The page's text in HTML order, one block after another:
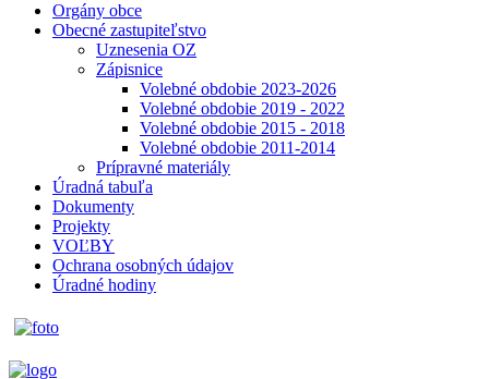
Orgány obce
Obecné zastupiteľstvo
Uznesenia OZ
Zápisnice
Volebné obdobie 2023-2026
Volebné obdobie 2019 - 2022
Volebné obdobie 2015 - 2018
Volebné obdobie 2011-2014
Prípravné materiály
Úradná tabuľa
Dokumenty
Projekty
VOĽBY
Ochrana osobných údajov
Úradné hodiny